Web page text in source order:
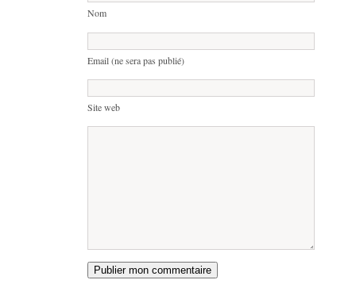
Nom
Email (ne sera pas publié)
Site web